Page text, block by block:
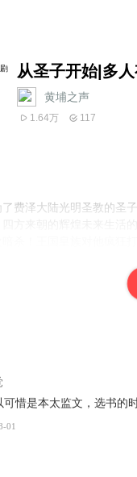
从圣子开始|多
黄埔之声
1.64万 117
费泽大陆光明圣教的圣
暗杀！王国皇族对他疯狂
之中，路仁只有窃取了神
试听，具体以专辑播放页
有，严禁翻录成任何形
如果您有任何问题，可以
可惜是本太监文，选书的
01